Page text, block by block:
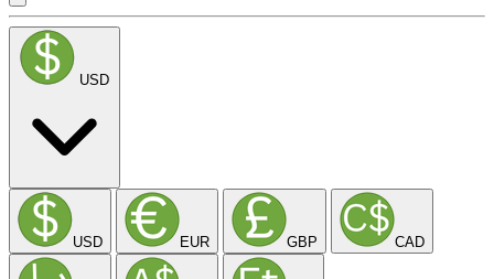
USD
USD EUR GBP CAD